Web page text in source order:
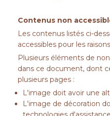
Contenus non
Les contenus listés ci-
accessibles pour les
Plusieurs éléments de
dans ce document, dont
plusieurs pages :
L'image doit avoir une
L'image de décoration